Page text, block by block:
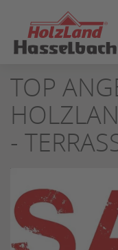
SEITENINHALT
SPRINGEN
TOP
-